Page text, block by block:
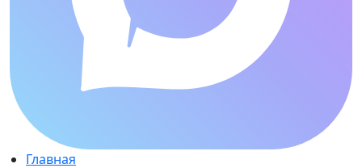
Главная